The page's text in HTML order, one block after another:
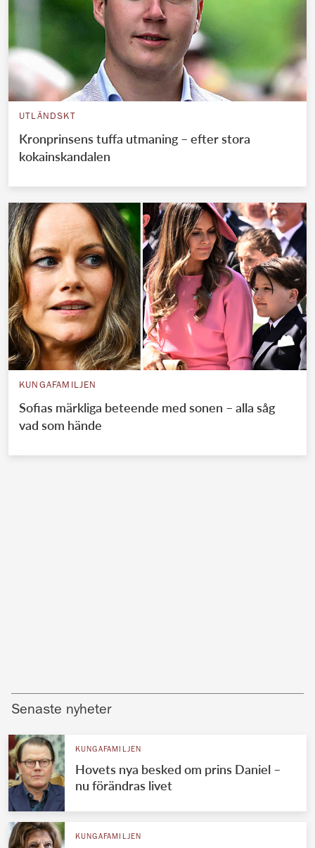
UTLÄNDSKT
Kronprinsens tuffa utmaning – efter stora
kokainskandalen
KUNGAFAMILJEN
Sofias märkliga beteende med sonen – alla såg
vad som hände
Senaste nyheter
KUNGAFAMILJEN
Hovets nya besked om prins Daniel –
nu förändras livet
KUNGAFAMILJEN